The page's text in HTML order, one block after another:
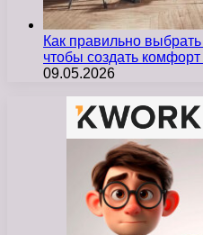
Как правильно
чтобы создать
09.05.2026